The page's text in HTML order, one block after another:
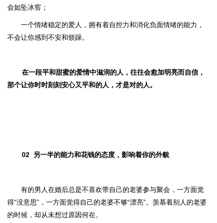
会如坠冰窖；
一个情绪稳定的爱人，拥有着自控力和消化负面情绪的能力，
不会让你感到不安和烦躁。
在一段平和甜蜜的爱情中滋润的人，往往会愈加明亮而自信，
那个让你时时刻刻安心又平和的人，才是对的人。
02 另一半的能力和花钱的态度，影响着你的外貌
有的男人在婚后总是不喜欢带自己的老婆参与聚会，一方面觉
得“没意思”，一方面觉得自己的老婆不够“漂亮”。羡慕着别人的老婆
的时候，却从未想过原因何在。